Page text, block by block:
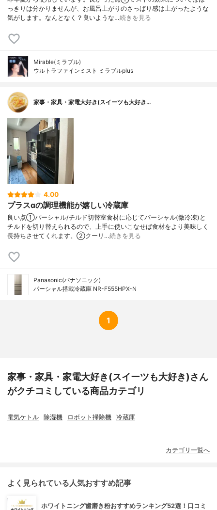
っきりは分かりませんが、お風呂上がりのさっぱり感は上がったような
気がします。なんとなく？良いような…続きを見る
Mirable(ミラブル)
ウルトラファインミスト ミラブルplus
家事・家具・家電大好き(スイーツも大好き…
4.00
プラスαの調理機能が嬉しい冷蔵庫
良い点①パーシャル/チルド切替室食材に応じてパーシャル(微冷凍)と
チルドを切り替えられるので、上手に使いこなせば食材をより美味しく
長持ちさせてくれます。②クーリ…続きを見る
Panasonic(パナソニック)
パーシャル搭載冷蔵庫 NR-F555HPX-N
1
家事・家具・家電大好き(スイーツも大好き)さん
がクチコミしている商品カテゴリ
電気ケトル 除湿機 ロボット掃除機 冷蔵庫
カテゴリ一覧へ
よく見られている人気おすすめ記事
ホワイトニング歯磨き粉おすすめランキング52選！口コミ